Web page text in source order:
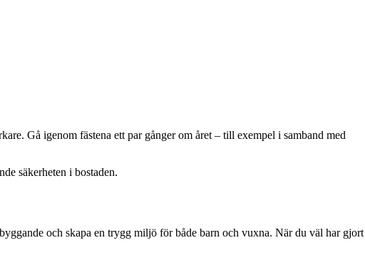
Gå igenom fästena ett par gånger om året – till exempel i samband med
säkerheten i bostaden.
och skapa en trygg miljö för både barn och vuxna. När du väl har gjort